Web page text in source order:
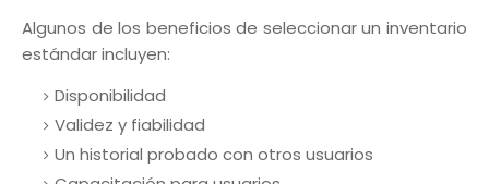
Algunos de los beneficios de seleccionar un inventario
estándar incluyen:
Disponibilidad
Validez y fiabilidad
Un historial probado con otros usuarios